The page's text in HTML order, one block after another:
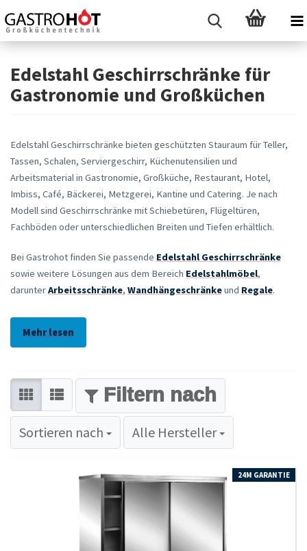
Edelstahl Geschirrschränke für
Gastronomie und Großküchen
Edelstahl Geschirrschränke bieten geschützten Stauraum für Teller,
Tassen, Schalen, Serviergeschirr, Küchenutensilien und
Arbeitsmaterial in Gastronomie, Großküche, Restaurant, Hotel,
Imbiss, Café, Bäckerei, Metzgerei, Kantine und Catering. Je nach
Modell sind Geschirrschränke mit Schiebetüren, Flügeltüren,
Fachböden oder unterschiedlichen Breiten und Tiefen erhältlich.
Bei Gastrohot finden Sie passende Edelstahl Geschirrschränke
sowie weitere Lösungen aus dem Bereich Edelstahlmöbel,
darunterArbeitsschränke, Wandhängeschränkeund Regale.
Mehr lesen
Sortieren nach
Sortieren nach Alle Hersteller
24M GARANTIE